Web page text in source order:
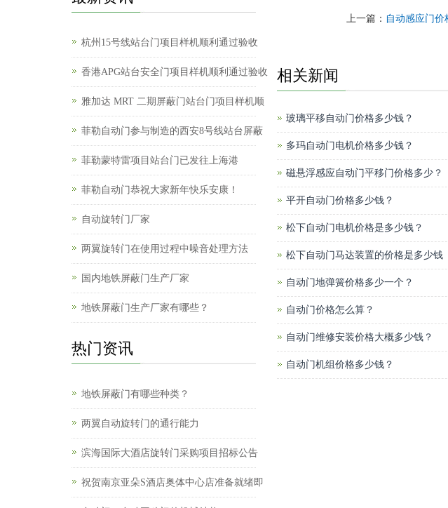
上一篇： 自动感应门价
相关新闻
玻璃平移自动门价格多少钱？
多玛自动门电机价格多少钱？
磁悬浮感应自动门平移门价格多少？
平开自动门价格多少钱？
松下自动门电机价格是多少钱？
松下自动门马达装置的价格是多少钱
自动门地弹簧价格多少一个？
自动门价格怎么算？
自动门维修安装价格大概多少钱？
自动门机组价格多少钱？
杭州15号线站台门项目样机顺利通过验收
香港APG站台安全门项目样机顺利通过验收
雅加达 MRT 二期屏蔽门站台门项目样机顺
菲勒自动门参与制造的西安8号线站台屏蔽
菲勒蒙特雷项目站台门已发往上海港
菲勒自动门恭祝大家新年快乐安康！
自动旋转门厂家
两翼旋转门在使用过程中噪音处理方法
国内地铁屏蔽门生产厂家
地铁屏蔽门生产厂家有哪些？
热门资讯
地铁屏蔽门有哪些种类？
两翼自动旋转门的通行能力
滨海国际大酒店旋转门采购项目招标公告
祝贺南京亚朵S酒店奥体中心店准备就绪即